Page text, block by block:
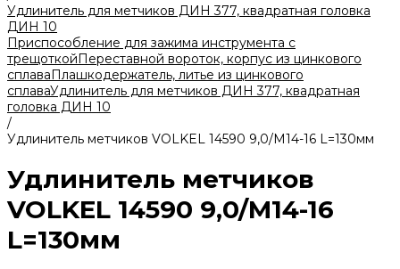
Удлинитель для метчиков ДИН 377, квадратная головка
ДИН 10
Приспособление для зажима инструмента с
трещоткойПереставной вороток, корпус из цинкового
сплаваПлашкодержатель, литье из цинкового
сплаваУдлинитель для метчиков ДИН 377, квадратная
головка ДИН 10
/
Удлинитель метчиков VOLKEL 14590 9,0/М14-16 L=130мм
Удлинитель метчиков
VOLKEL 14590 9,0/М14-16
L=130мм